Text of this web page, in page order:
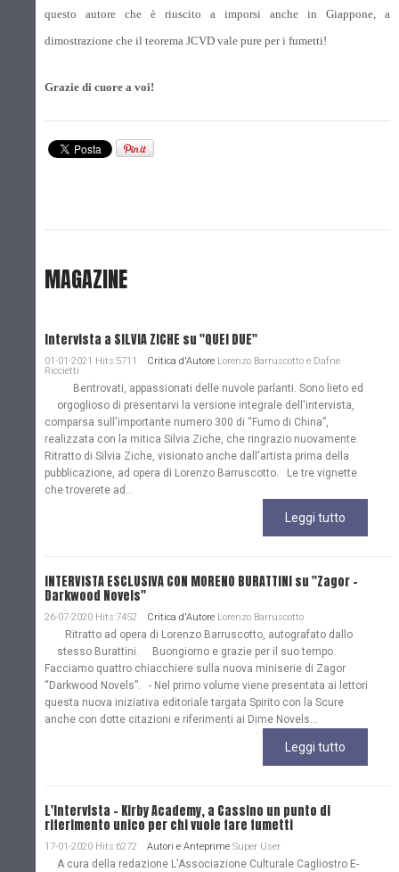
questo autore che è riuscito a imporsi anche in Giappone, a
dimostrazione che il teorema JCVD vale pure per i fumetti!
Grazie di cuore a voi!
MAGAZINE
Intervista a SILVIA ZICHE su "QUEI DUE"
01-01-2021 Hits:5711 Critica d'Autore Lorenzo Barruscotto e Dafne
Riccietti
Bentrovati, appassionati delle nuvole parlanti. Sono lieto ed
orgoglioso di presentarvi la versione integrale dell'intervista,
comparsa sull'importante numero 300 di “Fumo di China”,
realizzata con la mitica Silvia Ziche, che ringrazio nuovamente.
Ritratto di Silvia Ziche, visionato anche dall'artista prima della
pubblicazione, ad opera di Lorenzo Barruscotto. Le tre vignette
che troverete ad...
Leggi tutto
INTERVISTA ESCLUSIVA CON MORENO BURATTINI su "Zagor -
Darkwood Novels"
26-07-2020 Hits:7452 Critica d'Autore Lorenzo Barruscotto
Ritratto ad opera di Lorenzo Barruscotto, autografato dallo
stesso Burattini. Buongiorno e grazie per il suo tempo.
Facciamo quattro chiacchiere sulla nuova miniserie di Zagor
“Darkwood Novels”. - Nel primo volume viene presentata ai lettori
questa nuova iniziativa editoriale targata Spirito con la Scure
anche con dotte citazioni e riferimenti ai Dime Novels...
Leggi tutto
L'Intervista - Kirby Academy, a Cassino un punto di
riferimento unico per chi vuole fare fumetti
17-01-2020 Hits:6272 Autori e Anteprime Super User
A cura della redazione L'Associazione Culturale Cagliostro E-